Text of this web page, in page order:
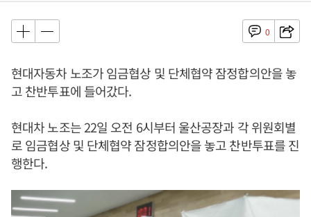
0
현대자동차 노조가 임금협상 및 단체협약 잠정합의안을 놓
고 찬반투표에 들어갔다.
현대차 노조는 22일 오전 6시부터 울산공장과 각 위원회별
로 임금협상 및 단체협약 잠정합의안을 놓고 찬반투표를 진
행한다.